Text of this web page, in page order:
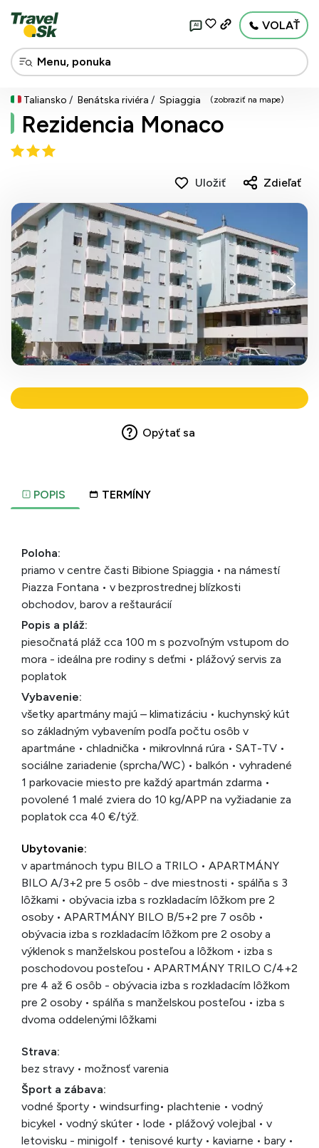
AI VOLAŤ
Taliansko Benátska riviéra Spiaggia (zobraziť na mape)
Rezidencia Monaco
Uložiť Zdieľať
POPIS TERMÍNY
Poloha:
priamo v centre časti Bibione Spiaggia • na námestí
Piazza Fontana • v bezprostrednej blízkosti
obchodov, barov a reštaurácií
Popis a pláž:
piesočnatá pláž cca 100 m s pozvoľným vstupom do
mora - ideálna pre rodiny s deťmi • plážový servis za
poplatok
Vybavenie:
všetky apartmány majú – klimatizáciu • kuchynský kút
so základným vybavením podľa počtu osôb v
apartmáne • chladnička • mikrovlnná rúra • SAT-TV •
sociálne zariadenie (sprcha/WC) • balkón • vyhradené
1 parkovacie miesto pre každý apartmán zdarma •
povolené 1 malé zviera do 10 kg/APP na vyžiadanie za
poplatok cca 40 €/týž.
Ubytovanie:
v apartmánoch typu BILO a TRILO • APARTMÁNY
BILO A/3+2 pre 5 osôb - dve miestnosti • spálňa s 3
lôžkami • obývacia izba s rozkladacím lôžkom pre 2
osoby • APARTMÁNY BILO B/5+2 pre 7 osôb •
obývacia izba s rozkladacím lôžkom pre 2 osoby a
výklenok s manželskou posteľou a lôžkom • izba s
poschodovou posteľou • APARTMÁNY TRILO C/4+2
pre 4 až 6 osôb - obývacia izba s rozkladacím lôžkom
pre 2 osoby • spálňa s manželskou posteľou • izba s
dvoma oddelenými lôžkami
Strava:
bez stravy • možnosť varenia
Šport a zábava:
vodné športy • windsurfing• plachtenie • vodný
bicykel • vodný skúter • lode • plážový volejbal • v
letovisku - minigolf • tenisové kurty • kaviarne • bary •
Opýtať sa